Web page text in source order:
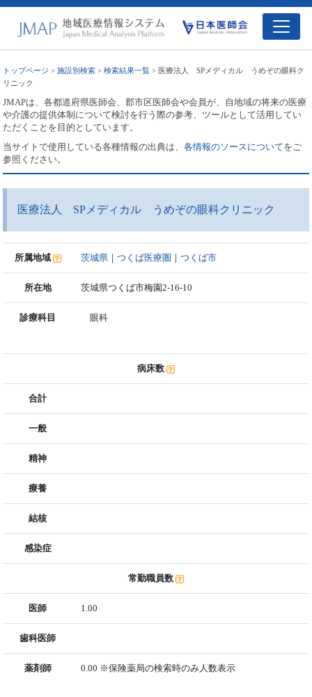
トップページ >施設別検索 >検索結果一覧 > 医療法人 SPメディカル うめぞの眼科ク
リニック
JMAPは、各都道府県医師会、郡市区医師会や会員が、自地域の将来の医療
や介護の提供体制について検討を行う際の参考、ツールとして活用してい
ただくことを目的としています。
当サイトで使用している各種情報の出典は、各情報のソースについてをご
参照ください。
医療法人 SPメディカル うめぞの眼科クリニック
所属地域 茨城県 ｜つくば医療圏 ｜つくば市
所在地 茨城県つくば市梅園2-16-10
診療科目 眼科
病床数
合計
一般
精神
療養
結核
感染症
常勤職員数
医師 1.00
歯科医師
薬剤師 0.00 ※保険薬局の検索時のみ人数表示